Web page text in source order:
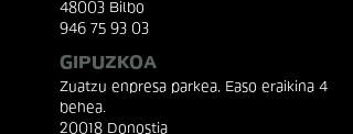
48003 Bilbo
946 75 93 03
GIPUZKOA
Zuatzu enpresa parkea, Easo eraikina 4
behea.
20018 Donostia